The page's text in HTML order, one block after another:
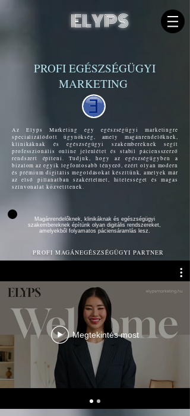
ELYPS
PROFI EGÉSZSÉGÜGYI
MARKETING
Az Elyps Marketing egy egészségügyi marketingre
specializálódott ügynökség, amely magánrendelőknek,
klinikáknak és egészségügyi szakembereknek segít
professzionális online jelenlétet és stabil páciensszerző
rendszert építeni. Tudjuk, hogy az egészségügyben a
bizalom az egyik legfontosabb tényező, ezért olyan modern
és prémium digitális megoldásokat készítünk, amelyek már
az első pillanatban szakértelmet, hitelességet és magas
színvonalat közvetítenek.
Magánrendelőknek, klinikáknak és egészségügyi
szakembereknek építünk olyan digitális rendszereket,
amelyekből folyamatos páciensáramlás lesz.
PROFI MAGÁNEGÉSZSÉGÜGYI PARTNER
Megtekintés most